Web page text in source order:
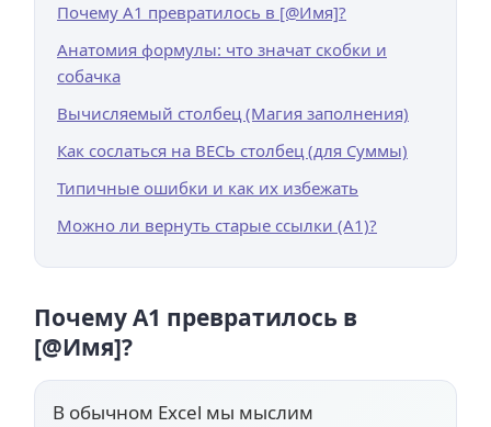
Почему A1 превратилось в [@Имя]?
Анатомия формулы: что значат скобки и
собачка
Вычисляемый столбец (Магия заполнения)
Как сослаться на ВЕСЬ столбец (для Суммы)
Типичные ошибки и как их избежать
Можно ли вернуть старые ссылки (A1)?
Почему A1 превратилось в
[@Имя]?
В обычном Excel мы мыслим